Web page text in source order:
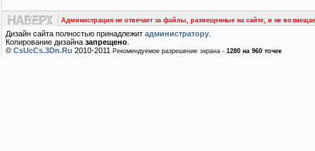
Администрация не отвечает за файлы, размещенные на сайте, и не
Дизайн сайта полностью принадлежит администратору
Копирование дизайна запрещено
© CsUcCs.3Dn.Ru 2010-2011 Рекомендуемое разрешение экрана - 1280 на 960 точек